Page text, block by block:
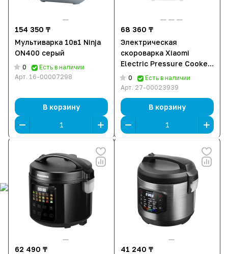
154 350 ₸
Мультиварка 10в1 Ninja
ON400 серый
0
Есть в наличии
Арт. 16-00007298
В корзину
68 360 ₸
Электрическая
скороварка Xiaomi
Electric Pressure Cooker
4.8L Белый
0
Есть в наличии
Арт. 27-00023939
В корзину
62 490 ₸
41 240 ₸